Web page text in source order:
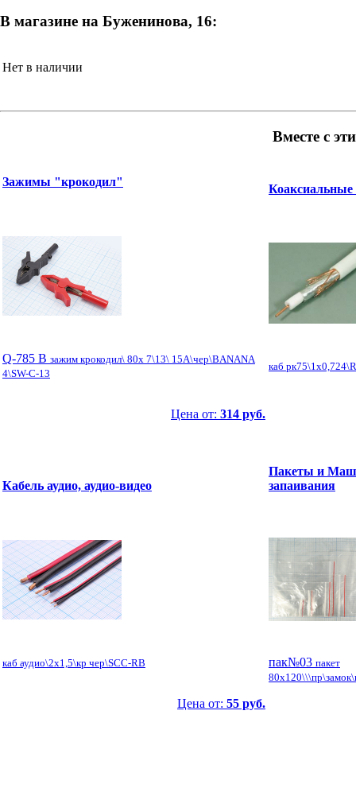
В магазине на Буженинова, 16:
Нет в наличии
Вместе с
Зажимы "крокодил"
Q-785 B зажим крокодил\ 80x 7\13\ 15А\чер\BANANA
4\SW-C-13
Цена от: 314 руб.
Коаксиальные
каб
Кабель аудио, аудио-видео
каб аудио\2x1,5\кр чер\SCC-RB
Цена от: 55 руб.
Пакеты и
запаивания
пак№03 пакет